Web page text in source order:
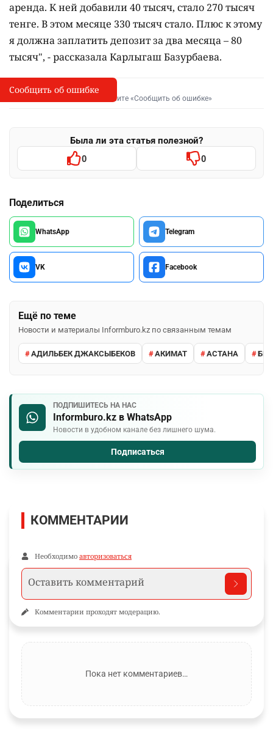
аренда. К ней добавили 40 тысяч, стало 270 тысяч
тенге. В этом месяце 330 тысяч стало. Плюс к этому
я должна заплатить депозит за два месяца – 80
тысяч", - рассказала Карлыгаш Базурбаева.
I
Сообщить об опечатке
Выделите фрагмент и нажмите «Сообщить об ошибке»
Была ли эта статья полезной?
0 0
Поделиться
WhatsApp Telegram
VK Facebook
Ещё по теме
Новости и материалы Informburo.kz по связанным темам
АДИЛЬБЕК ДЖАКСЫБЕКОВ АКИМАТ АСТАНА
ПОДПИШИТЕСЬ НА НАС
Informburo.kz в WhatsApp
Новости в удобном канале без лишнего шума.
Подписаться
Сообщить об ошибке
КОММЕНТАРИИ
Необходимо авторизоваться
Комментарии проходят модерацию.
Пока нет комментариев…